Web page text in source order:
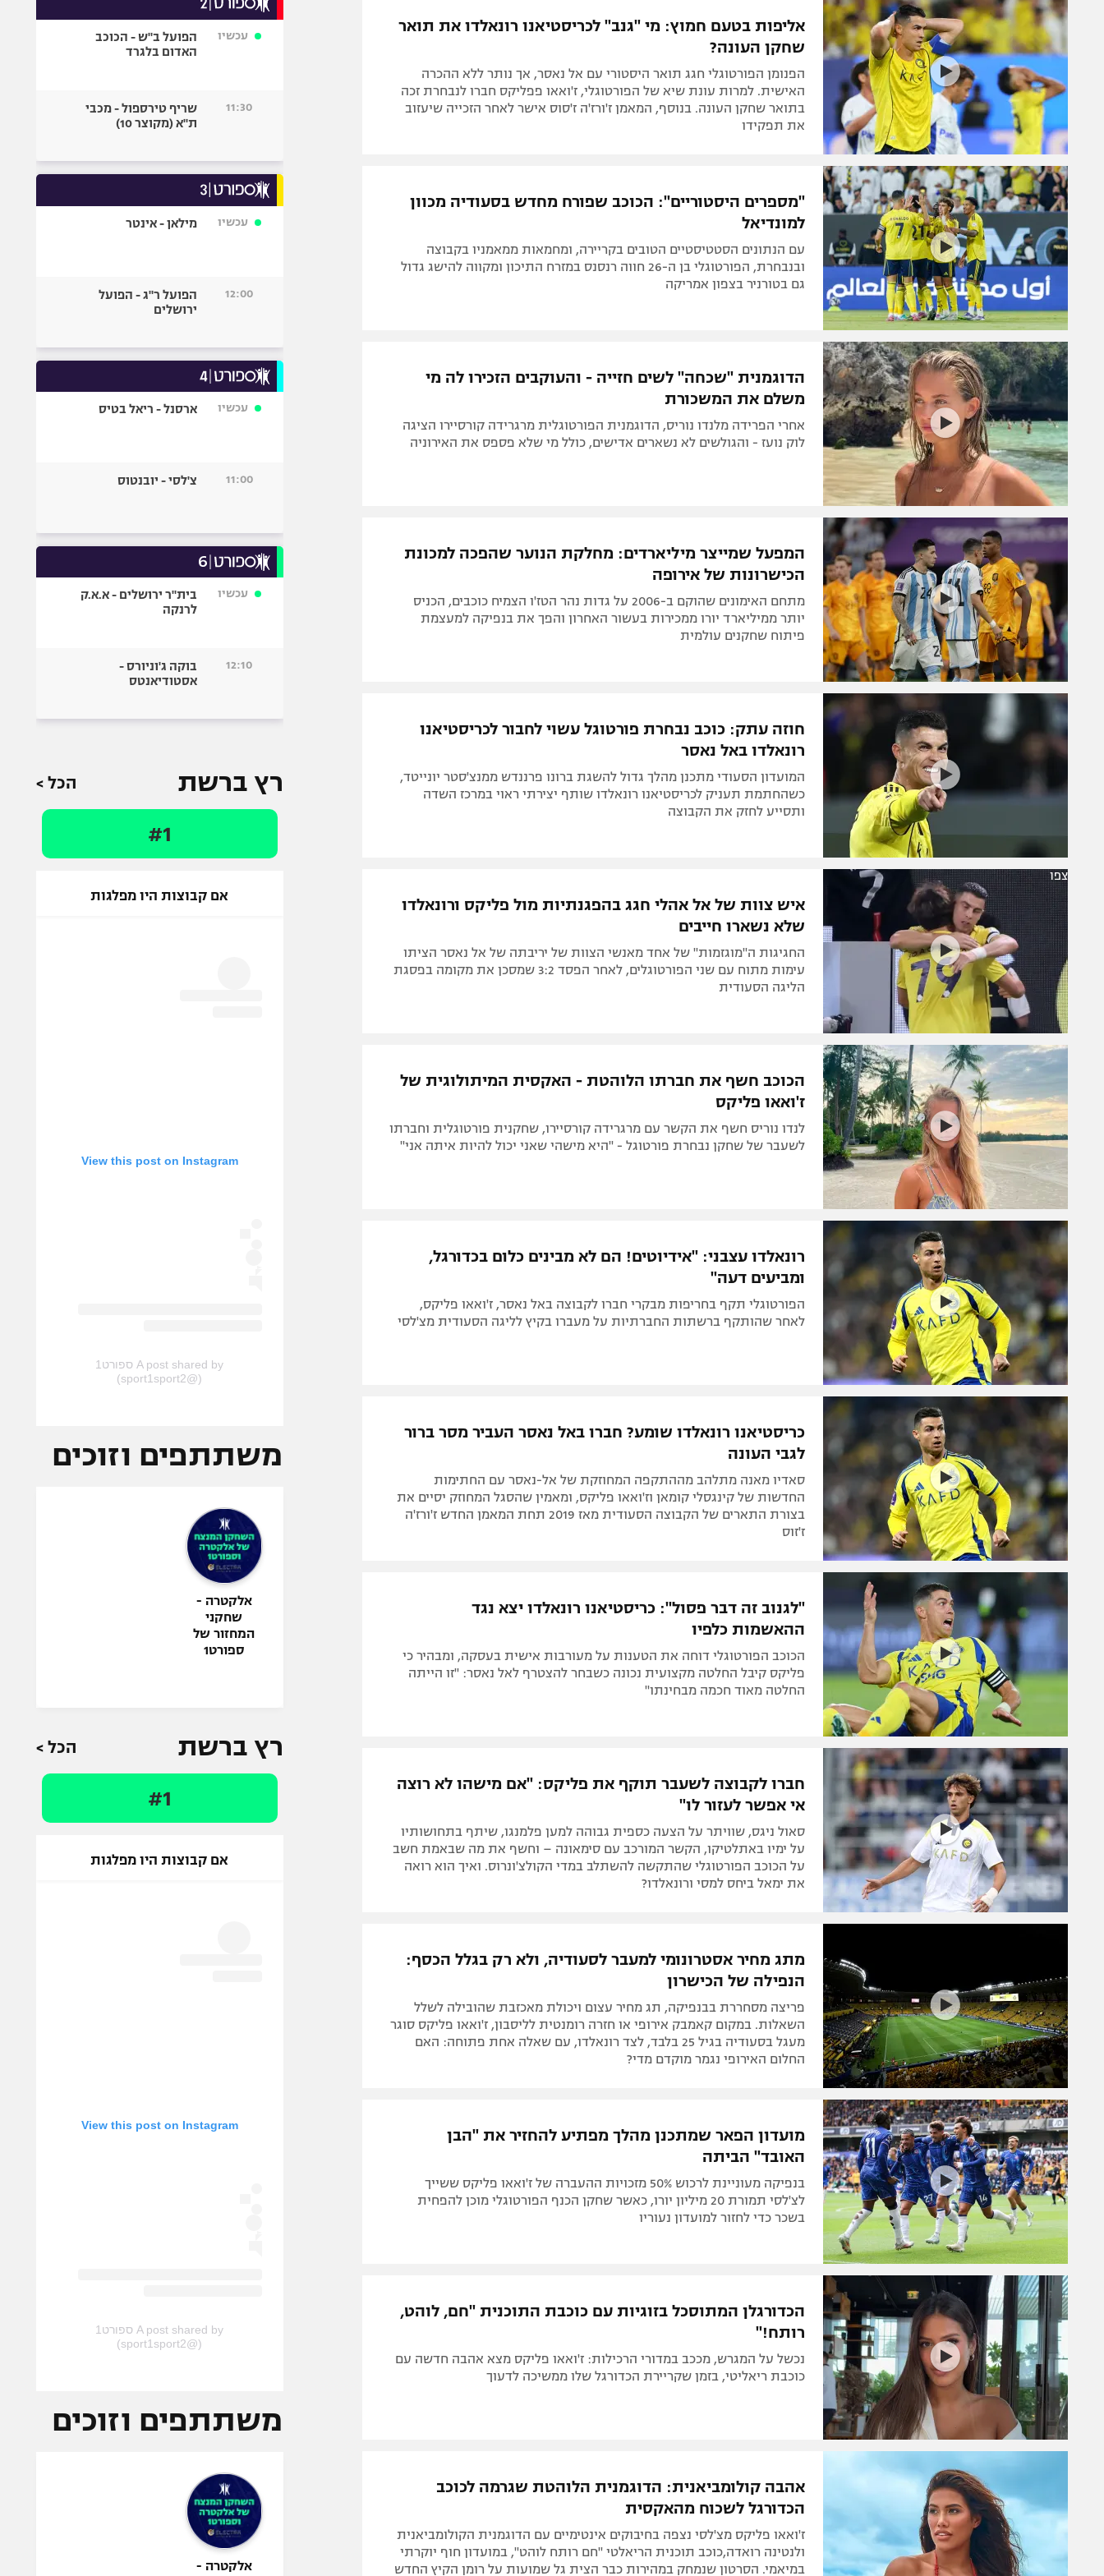
תקנון משתתפים וזוכים בפרסים
תקנון עבור פעילות אלקטרה
תקנון עבור פעילות ספורט 1 – "מרלן"
טניס
גיימינג E-Sports
תנאי שימוש
מדיניות פרטיות
תקנון פעילות ספורט 1
רשיון להקרנה פומבית לבית עסק
הצטרפות לחבילת הערוצים
לוח דרושים – ג'ובנט
תגיות
המגזין
הפועל חיפה
הפועל באר שבע
מכבי נתניה
בני יהודה
ליגות נוספות
ספורט מוטורי
בייסבול MLB
גיימינג E-Sports
אליפות בטעם חמוץ: מי "גנב" לכריסטיאנו רונאלדו את תואר
שחקן העונה?
הפנומן הפורטוגלי חגג תואר היסטורי עם אל נאסר, אך נותר ללא ההכרה
האישית. למרות עונת שיא של הפורטוגלי, ז'ואאו פפליקס חברו לנבחרת זכה
בתואר שחקן העונה. בנוסף, המאמן ז'ורז'ה ז'סוס אישר לאחר הזכייה שיעזוב
את תפקידו
"מספרים היסטוריים": הכוכב שפורח מחדש בסעודיה מכוון
למונדיאל
עם הנתונים הסטטיסטיים הטובים בקריירה, ומחמאות ממאמניו בקבוצה
ובנבחרת, הפורטוגלי בן ה-26 חווה רנסנס במזרח התיכון ומקווה להישג גדול
גם בטורניר בצפון אמריקה
הדוגמנית "שכחה" לשים חזייה - והעוקבים הזכירו לה מי
משלם את המשכורת
אחרי הפרידה מלנדו נוריס, הדוגמנית הפורטוגלית מרגרידה קורסיירו הציגה
לוק נועז - והגולשים לא נשארים אדישים, כולל מי שלא פספס את האירוניה
המפעל שמייצר מיליארדים: מחלקת הנוער שהפכה למכונת
הכישרונות של אירופה
מתחם האימונים שהוקם ב-2006 על גדות נהר הטז'ו הצמיח כוכבים, הכניס
יותר ממיליארד יורו ממכירות בעשור האחרון והפך את בנפיקה למעצמת
פיתוח שחקנים עולמית
חוזה עתק: כוכב נבחרת פורטוגל עשוי לחבור לכריסטיאנו
רונאלדו באל נאסר
המועדון הסעודי מתכנן מהלך גדול להשגת ברונו פרננדש ממנצ'סטר יונייטד,
כשהחתמת תעניק לכריסטיאנו רונאלדו שותף יצירתי ראוי במרכז השדה
ותסייע לחזק את הקבוצה
צפו
איש צוות של אל אהלי חגג בהפגנתיות מול פליקס ורונאלדו
שלא נשארו חייבים
החגיגות ה"מוגזמות" של אחד מאנשי הצוות של יריבתה של אל נאסר הציתו
עימות מתוח עם שני הפורטוגלים, לאחר הפסד 3:2 שמסכן את מקומה בפסגת
הליגה הסעודית
הכוכב חשף את חברתו הלוהטת - האקסית המיתולוגית של
ז'ואאו פליקס
לנדו נוריס חשף את הקשר עם מרגרידה קורסיירו, שחקנית פורטוגלית וחברתו
לשעבר של שחקן נבחרת פורטוגל - "היא מישהי שאני יכול להיות איתה אני"
רונאלדו עצבני: "אידיוטים! הם לא מבינים כלום בכדורגל,
ומביעים דעה"
הפורטוגלי תקף בחריפות מבקרי חברו לקבוצה באל נאסר, ז'ואאו פליקס,
לאחר שהותקף ברשתות החברתיות על מעברו בקיץ לליגה הסעודית מצ'לסי
כריסטיאנו רונאלדו שומע? חברו באל נאסר העביר מסר ברור
לגבי העונה
סאדיו מאנה מתלהב מההתקפה המחוזקת של אל-נאסר עם החתימות
החדשות של קינגסלי קומאן וז'ואאו פליקס, ומאמין שהסגל המחוזק יסיים את
בצורת התארים של הקבוצה הסעודית מאז 2019 תחת המאמן החדש ז'ורז'ה
ז'זוס
"לגנוב זה דבר פסול": כריסטיאנו רונאלדו יצא נגד
ההאשמות כלפיו
הכוכב הפורטוגלי דוחה את הטענות על מעורבות אישית בעסקה, ומבהיר כי
פליקס קיבל החלטה מקצועית נכונה כשבחר להצטרף לאל נאסר: "זו הייתה
החלטה מאוד חכמה מבחינתו"
חברו לקבוצה לשעבר תוקף את פליקס: "אם מישהו לא רוצה
אי אפשר לעזור לו"
סאול ניגס, שוויתר על הצעה כספית גבוהה למען פלמנגו, שיתף בתחושותיו
על ימיו באתלטיקו, הקשר המורכב עם סימאונה – וחשף את מה שבאמת חשב
על הכוכב הפורטוגלי שהתקשה להשתלב במדי הקולצ'ונרוס. ואיך הוא רואה
את ימאל ביחס למסי ורונאלדו?
מתג מחיר אסטרונומי למעבר לסעודיה, ולא רק בגלל הכסף:
הנפילה של הכישרון
פריצה מסחררת בבנפיקה, תג מחיר עצום ויכולת מאכזבת שהובילה לשלל
השאלות. במקום קאמבק אירופי או חזרה רומנטית לליסבון, ז'ואאו פליקס סוגר
מעגל בסעודיה בגיל 25 בלבד, לצד רונאלדו, עם שאלה אחת פתוחה: האם
החלום האירופי נגמר מוקדם מדי?
מועדון הפאר שמתכנן מהלך מפתיע להחזיר את "הבן
האובד" הביתה
בנפיקה מעוניינת לרכוש 50% מזכויות ההעברה של ז'ואאו פליקס ששייך
לצ'לסי תמורת 20 מיליון יורו, כאשר שחקן הכנף הפורטוגלי מוכן להפחית
בשכר כדי לחזור למועדון נעוריו
הכדורגלן המתוסכל בזוגיות עם כוכבת התוכנית "חם, לוהט,
רותח!"
נכשל על המגרש, מככב במדורי הרכילות: ז'ואאו פליקס מצא אהבה חדשה עם
כוכבת ריאליטי, בזמן שקריירת הכדורגל שלו ממשיכה לדעוך
אהבה קולומביאנית: הדוגמנית הלוהטת שגרמה לכוכב
הכדורגל לשכוח מהאקסית
ז'ואאו פליקס מצ'לסי נצפה בחיבוקים אינטימיים עם הדוגמנית הקולומביאנית
ולנטינה רואדה,כוכב תוכנית הריאלטי "חם רותח לוהט", במועדון חוף יוקרתי
במיאמי. הסרטון שנמחק במהירות כבר הצית גל שמועות על רומן הקיץ החדש
עכשיו
הפועל ב"ש - הכוכב
האדום בלגרד
11:30
שריף טירספול - מכבי
ת"א (מקוצר 10)
עכשיו מילאן - אינטר
12:00
הפועל ר"ג - הפועל
ירושלים
עכשיו ארסנל - ריאל בטיס
11:00 צ'לסי - יובנטוס
עכשיו
בית"ר ירושלים - א.א.ק
לרנקה
12:10
בוקה ג'וניורס -
אסטודיאנטס
רץ ברשת הכל >
#1
אם קבוצות היו מפלגות
View this post on Instagram
A post shared by ספורט1
(@sport1sport2)
משתתפים וזוכים
אלקטרה -
שחקני
המחזור של
ספורט1
רץ ברשת הכל >
#1
אם קבוצות היו מפלגות
View this post on Instagram
A post shared by ספורט1
(@sport1sport2)
משתתפים וזוכים
אלקטרה -